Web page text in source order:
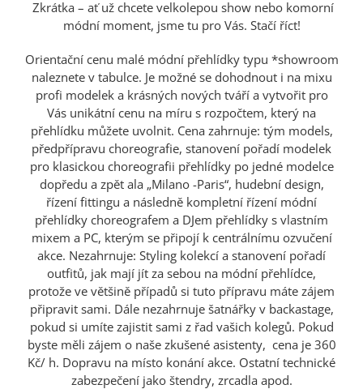
Zkrátka – ať už chcete velkolepou show nebo komorní
módní moment, jsme tu pro Vás. Stačí říct!
Orientační cenu malé módní přehlídky typu *showroom
naleznete v tabulce. Je možné se dohodnout i na mixu
profi modelek a krásných nových tváří a vytvořit pro
Vás unikátní cenu na míru s rozpočtem, který na
přehlídku můžete uvolnit. Cena zahrnuje: tým models,
předpřípravu choreografie, stanovení pořadí modelek
pro klasickou choreografii přehlídky po jedné modelce
dopředu a zpět ala „Milano -Paris“, hudební design,
řízení fittingu a následně kompletní řízení módní
přehlídky choreografem a DJem přehlídky s vlastním
mixem a PC, kterým se připojí k centrálnímu ozvučení
akce. Nezahrnuje: Styling kolekcí a stanovení pořadí
outfitů, jak mají jít za sebou na módní přehlídce,
protože ve většině případů si tuto přípravu máte zájem
připravit sami. Dále nezahrnuje šatnářky v backastage,
pokud si umíte zajistit sami z řad vašich kolegů. Pokud
byste měli zájem o naše zkušené asistenty, cena je 360
Kč/ h. Dopravu na místo konání akce. Ostatní technické
zabezpečení jako štendry, zrcadla apod.